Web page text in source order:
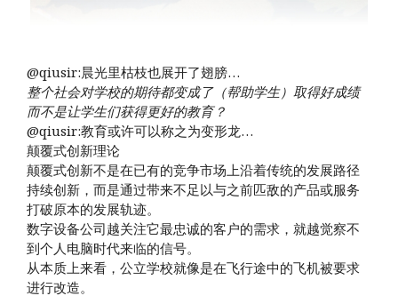
@qiusir:晨光里枯枝也展开了翅膀…
整个社会对学校的期待都变成了（帮助学生）取得好成绩
而不是让学生们获得更好的教育？
@qiusir:教育或许可以称之为变形龙…
颠覆式创新理论
颠覆式创新不是在已有的竞争市场上沿着传统的发展路径
持续创新，而是通过带来不足以与之前匹敌的产品或服务
打破原本的发展轨迹。
数字设备公司越关注它最忠诚的客户的需求，就越觉察不
到个人电脑时代来临的信号。
从本质上来看，公立学校就像是在飞行途中的飞机被要求
进行改造。